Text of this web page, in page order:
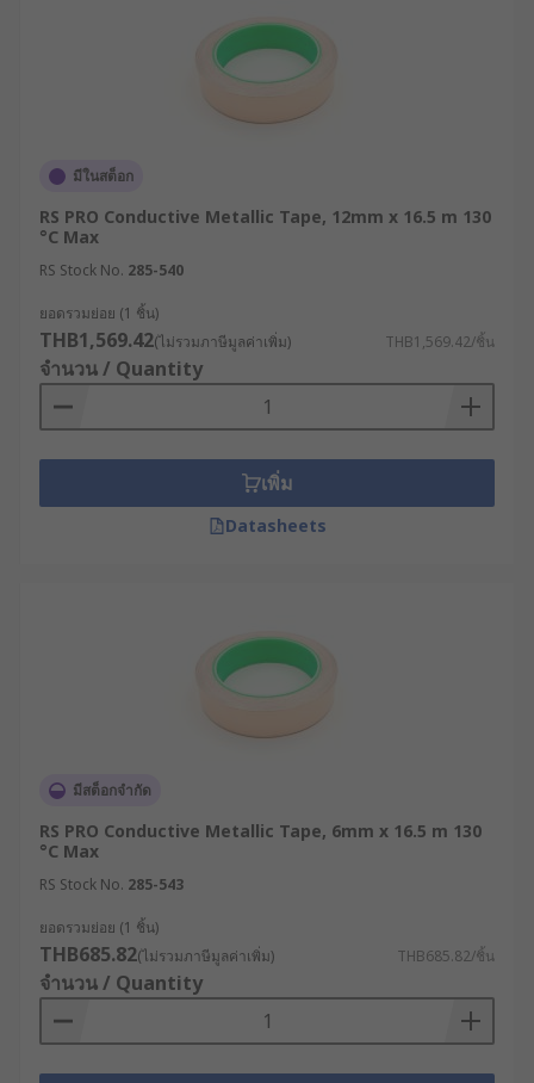
มีในสต็อก
RS PRO Conductive Metallic Tape, 12mm x 16.5 m 130
°C Max
RS Stock No. 285-540
ยอดรวมย่อย (1 ชิ้น)
THB1,569.42(ไม่รวมภาษีมูลค่าเพิ่ม) THB1,569.42/ชิ้น
จำนวน / Quantity
เพิ่ม
Datasheets
มีสต็อกจำกัด
RS PRO Conductive Metallic Tape, 6mm x 16.5 m 130
°C Max
RS Stock No. 285-543
ยอดรวมย่อย (1 ชิ้น)
THB685.82(ไม่รวมภาษีมูลค่าเพิ่ม) THB685.82/ชิ้น
จำนวน / Quantity